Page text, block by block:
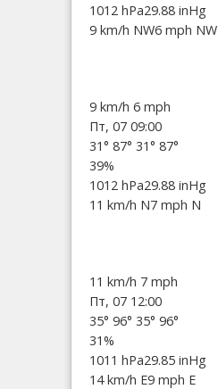
1012 hPa29.88 inHg
9 km/h NW6 mph NW
9 km/h 6 mph
Пт, 07 09:00
31° 87° 31° 87°
39%
1012 hPa29.88 inHg
11 km/h N7 mph N
11 km/h 7 mph
Пт, 07 12:00
35° 96° 35° 96°
31%
1011 hPa29.85 inHg
14 km/h E9 mph E